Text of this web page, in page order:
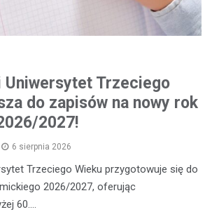
Uniwersytet Trzeciego
do zapisów na nowy rok
2027!
6 sierpnia 2026
Trzeciego Wieku przygotowuje się do
2026/2027, oferując
60.…